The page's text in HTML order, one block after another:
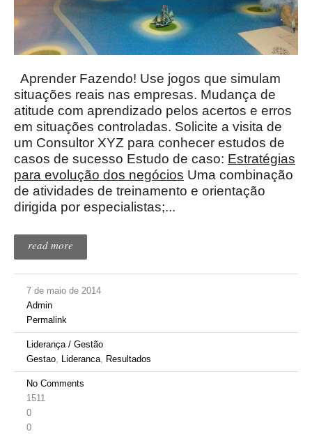
Aprender Fazendo! Use jogos que simulam
situações reais nas empresas. Mudança de
atitude com aprendizado pelos acertos e erros
em situações controladas. Solicite a visita de
um Consultor XYZ para conhecer estudos de
casos de sucesso Estudo de caso: Estratégias
para evolução dos negócios Uma combinação
de atividades de treinamento e orientação
dirigida por especialistas;...
read more
7 de maio de 2014
Admin
Permalink
Liderança / Gestão
Gestao, Lideranca, Resultados
No Comments
1511
0
0